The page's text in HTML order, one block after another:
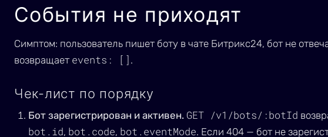
События не приходят
Симптом: пользователь пишет боту в чате Битрикс24, бот не
возвращает events: [] .
Чек-лист по порядку
Бот зарегистрирован и активен. GET /v1/bots/:botId
bot.id, bot.code, bot.eventMode. Если 404 — бот не